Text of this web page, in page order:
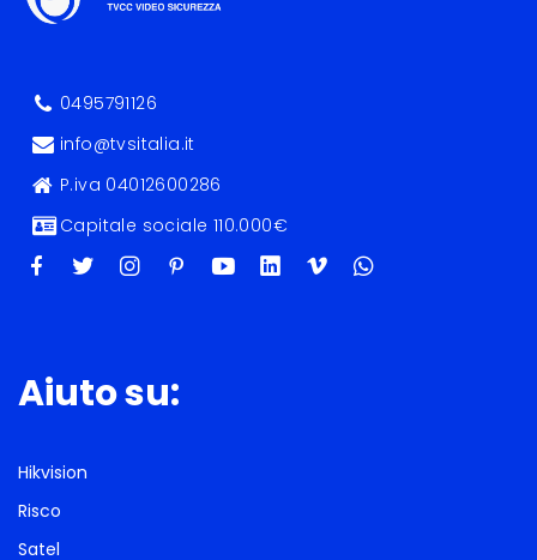
0495791126
info@tvsitalia.it
P.iva 04012600286
Capitale sociale 110.000€
Aiuto su:
Hikvision
Risco
Satel